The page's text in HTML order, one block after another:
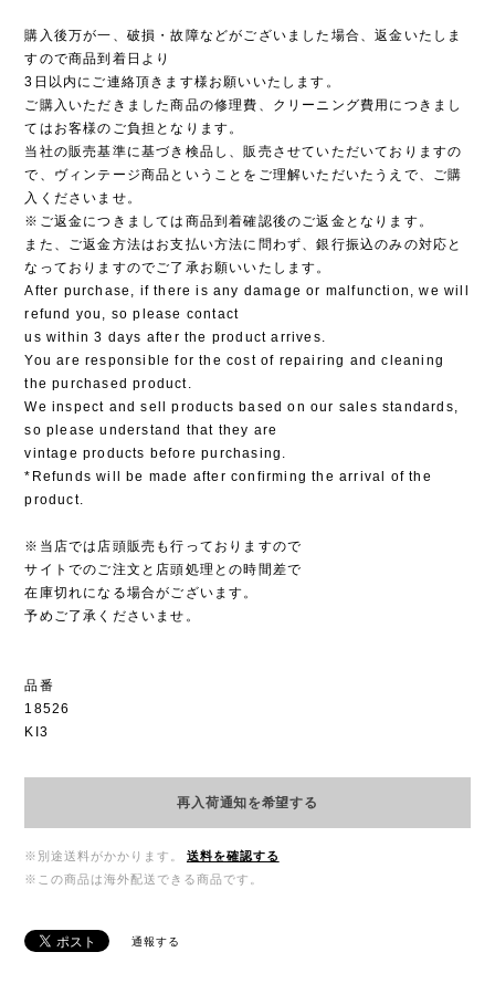
購入後万が一、破損・故障などがございました場合、返金いたしま
すので商品到着日より
3日以内にご連絡頂きます様お願いいたします。
ご購入いただきました商品の修理費、クリーニング費用につきまし
てはお客様のご負担となります。
当社の販売基準に基づき検品し、販売させていただいておりますの
で、ヴィンテージ商品ということをご理解いただいたうえで、ご購
入くださいませ。
※ご返金につきましては商品到着確認後のご返金となります。
また、ご返金方法はお支払い方法に問わず、銀行振込のみの対応と
なっておりますのでご了承お願いいたします。
After purchase, if there is any damage or malfunction, we will
refund you, so please contact
us within 3 days after the product arrives.
You are responsible for the cost of repairing and cleaning
the purchased product.
We inspect and sell products based on our sales standards,
so please understand that they are
vintage products before purchasing.
*Refunds will be made after confirming the arrival of the
product.
※当店では店頭販売も行っておりますので
サイトでのご注文と店頭処理との時間差で
在庫切れになる場合がございます。
予めご了承くださいませ。
品番
18526
KI3
再入荷通知を希望する
※別途送料がかかります。
送料を確認する
※この商品は海外配送できる商品です。
通報する